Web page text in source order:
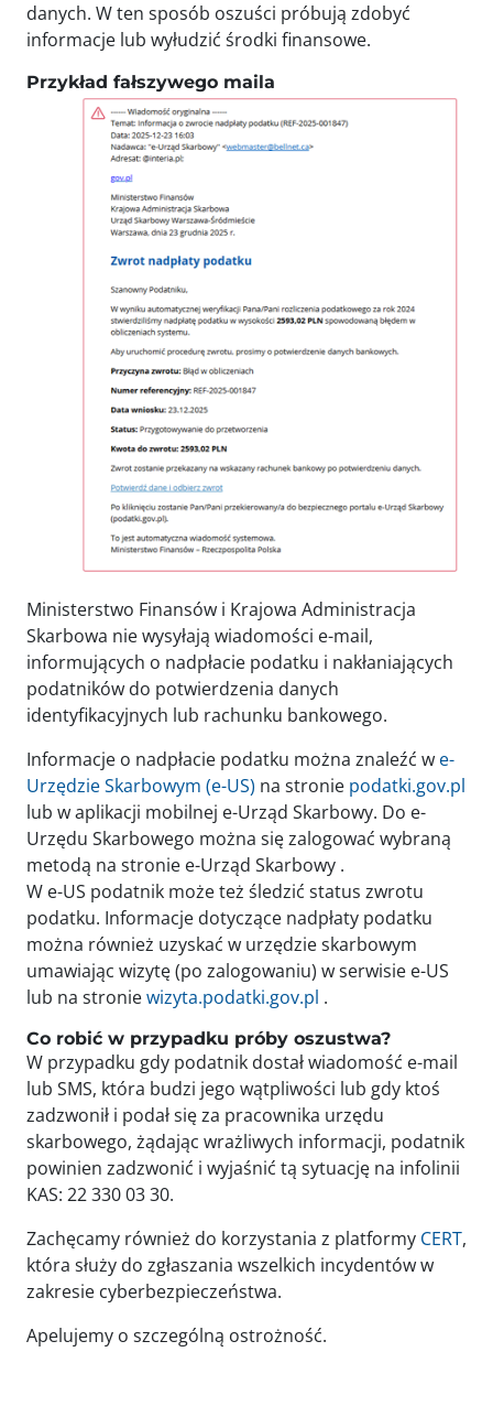
danych. W ten sposób oszuści próbują zdobyć
informacje lub wyłudzić środki finansowe.
Przykład fałszywego maila
Ministerstwo Finansów i Krajowa Administracja
Skarbowa nie wysyłają wiadomości e-mail,
informujących o nadpłacie podatku i nakłaniających
podatników do potwierdzenia danych
identyfikacyjnych lub rachunku bankowego.
Informacje o nadpłacie podatku można znaleźć w e-
Urzędzie Skarbowym (e-US) na stronie podatki.gov.pl
lub w aplikacji mobilnej e-Urząd Skarbowy. Do e-
Urzędu Skarbowego można się zalogować wybraną
metodą na stronie e-Urząd Skarbowy .
W e-US podatnik może też śledzić status zwrotu
podatku. Informacje dotyczące nadpłaty podatku
można również uzyskać w urzędzie skarbowym
umawiając wizytę (po zalogowaniu) w serwisie e-US
lub na stroniewizyta.podatki.gov.pl .
Co robić w przypadku próby oszustwa?
W przypadku gdy podatnik dostał wiadomość e-mail
lub SMS, która budzi jego wątpliwości lub gdy ktoś
zadzwonił i podał się za pracownika urzędu
skarbowego, żądając wrażliwych informacji, podatnik
powinien zadzwonić i wyjaśnić tą sytuację na infolinii
KAS: 22 330 03 30.
Zachęcamy również do korzystania z platformy CERT,
która służy do zgłaszania wszelkich incydentów w
zakresie cyberbezpieczeństwa.
Apelujemy o szczególną ostrożność.